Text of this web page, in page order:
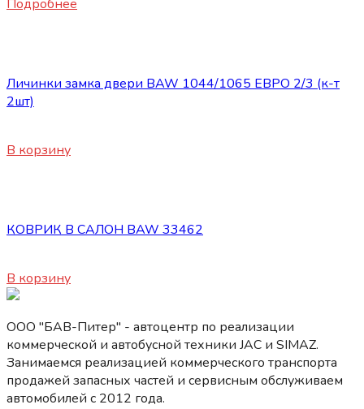
Подробнее
Личинки замка двери BAW 1044/1065 ЕВРО 2/3 (к-т
2шт)
В корзину
КОВРИК В САЛОН BAW 33462
В корзину
ООО "БАВ-Питер" - автоцентр по реализации
коммерческой и автобусной техники JAC и SIMAZ.
Занимаемся реализацией коммерческого транспорта
продажей запасных частей и сервисным обслуживаем
автомобилей c 2012 года.